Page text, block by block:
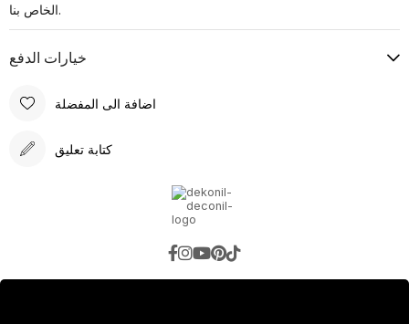
الخاص بنا.
خيارات الدفع
اضافة الى المفضلة
كتابة تعليق